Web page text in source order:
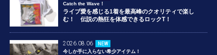
Catch the Wave！
ライブ愛を感じる1着を最高峰のクオリティで楽し
む！ 伝説の熱狂を体感できるロックT！
2026.08.06
NEW
今しか手に入らない希少アイテム！